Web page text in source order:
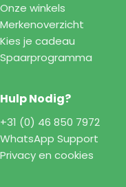
Onze winkels
Merkenoverzicht
Kies je cadeau
Spaarprogramma
Hulp Nodig?
+31 (0) 46 850 7972
WhatsApp Support
Privacy en cookies